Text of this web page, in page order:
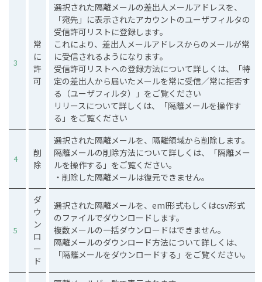
3
常
に
許
可
選択された隔離メールの差出人メールアドレスを、
「宛先」に表示されたアカウントのユーザフィルタの
受信許可リストに登録します。
これにより、差出人メールアドレスからのメールが常
に受信されるようになります。
受信許可リストへの登録方法について詳しくは、「特
定の差出人から届いたメールを常に受信／常に拒否す
る（ユーザフィルタ）」をご覧ください
リリースについて詳しくは、「隔離メールを操作す
る」をご覧ください
4
削
除
選択された隔離メールを、隔離領域から削除します。
隔離メールの削除方法について詳しくは、「隔離メー
ルを操作する」をご覧ください。
・削除した隔離メールは復元できません。
5
ダ
ウ
ン
ロ
ー
ド
選択された隔離メールを、eml形式もしくはcsv形式
のファイルでダウンロードします。
複数メールの一括ダウンロードはできません。
隔離メールのダウンロード方法について詳しくは、
「隔離メールをダウンロードする」をご覧ください。